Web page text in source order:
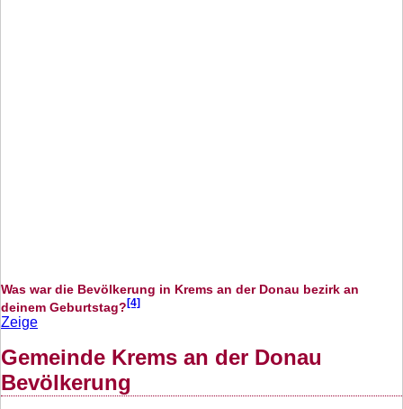
Was war die Bevölkerung in Krems an der Donau bezirk an
deinem Geburtstag?[4]
Zeige
Gemeinde Krems an der Donau
Bevölkerung